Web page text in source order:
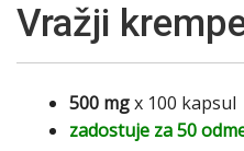
Vražji
500 mgx 100 kapsul
zadostuje za 50